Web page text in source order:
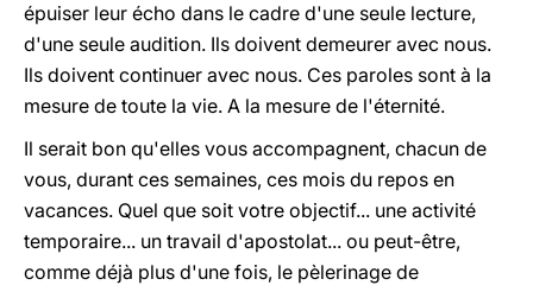
épuiser leur écho dans le cadre d'une seule lecture,
d'une seule audition. Ils doivent demeurer avec nous.
Ils doivent continuer avec nous. Ces paroles sont à la
mesure de toute la vie. A la mesure de l'éternité.
Il serait bon qu'elles vous accompagnent, chacun de
vous, durant ces semaines, ces mois du repos en
vacances. Quel que soit votre objectif... une activité
temporaire... un travail d'apostolat... ou peut-être,
comme déjà plus d'une fois, le pèlerinage de